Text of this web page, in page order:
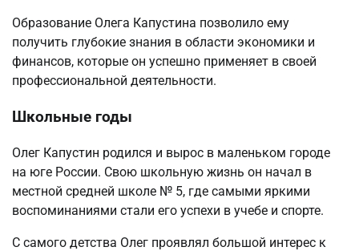
Образование Олега Капустина позволило ему
получить глубокие знания в области экономики и
финансов, которые он успешно применяет в своей
профессиональной деятельности.
Школьные годы
Олег Капустин родился и вырос в маленьком городе
на юге России. Свою школьную жизнь он начал в
местной средней школе № 5, где самыми яркими
воспоминаниями стали его успехи в учебе и спорте.
С самого детства Олег проявлял большой интерес к